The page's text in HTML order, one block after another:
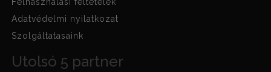
Adatvédelmi nyilatkozat
Szolgáltatasaink
Utolsó 5 partner